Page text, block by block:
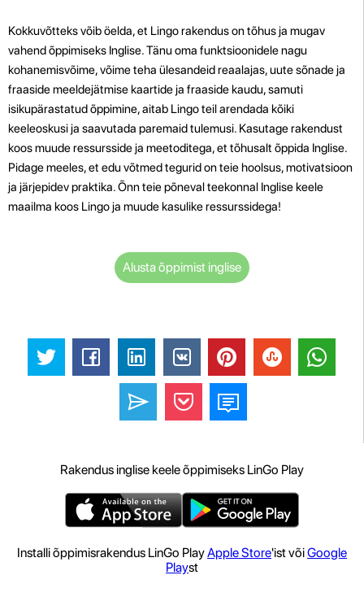
Kokkuvõtteks võib öelda, et Lingo rakendus on tõhus ja mugav
vahend õppimiseks Inglise. Tänu oma funktsioonidele nagu
kohanemisvõime, võime teha ülesandeid reaalajas, uute sõnade ja
fraaside meeldejätmise kaartide ja fraaside kaudu, samuti
isikupärastatud õppimine, aitab Lingo teil arendada kõiki
keeleoskusi ja saavutada paremaid tulemusi. Kasutage rakendust
koos muude ressursside ja meetoditega, et tõhusalt õppida Inglise.
Pidage meeles, et edu võtmed tegurid on teie hoolsus, motivatsioon
ja järjepidev praktika. Õnn teie põneval teekonnal Inglise keele
maailma koos Lingo ja muude kasulike ressurssidega!
Alusta õppimist inglise
Rakendus inglise keele õppimiseks LinGo Play
Installi õppimisrakendus LinGo PlayApple Store'ist võiGoogle
Playst